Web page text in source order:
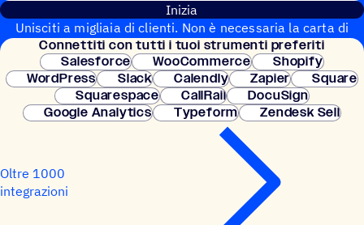
Inizia
Unisciti a migliaia di clienti. Non è necessaria la carta di
credito. Configurazione istantanea.
Connet­titi con tutti i tuoi strumenti preferiti
Salesforce
WooCommerce
Shopify
WordPress
Slack Calendly Zapier
Square
Squarespace
CallRail
DocuSign
Google Analytics
Typeform Zendesk Sell
Oltre 1000
integrazioni